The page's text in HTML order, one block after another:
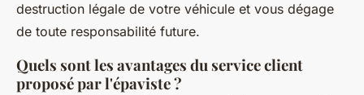
destruction légale de votre véhicule et vous dégage
de toute responsabilité future.
Quels sont les avantages du service client
proposé par l'épaviste ?